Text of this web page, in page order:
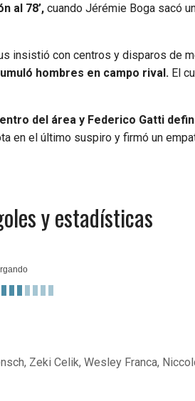
al 78’, cuando Jérémie Boga sacó
insistió con centros y disparos de
hombres en campo rival. El
del área y Federico Gatti
en el último suspiro y firmó un
y estadísticas
Zeki Celik, Wesley Franca,